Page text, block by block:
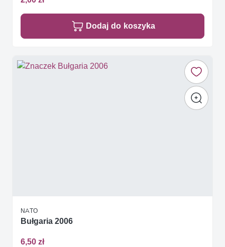
Dodaj do koszyka
NATO
Bułgaria 2006
6,50 zł